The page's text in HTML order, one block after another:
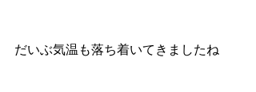
だいぶ気温も落ち着いてきましたね